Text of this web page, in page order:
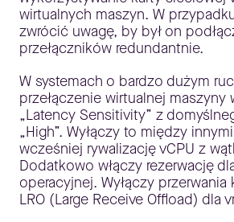
wirtualnych maszyn. W
zwrócić uwagę, by był on
przełączników redundantnie.
W systemach o bardzo dużym
przełączenie wirtualnej maszyny
„Latency Sensitivity” z
„High”. Wyłączy to między
wcześniej rywalizację vCPU z
Dodatkowo włączy rezerwację
operacyjnej. Wyłączy
LRO (Large Receive Offload) dla